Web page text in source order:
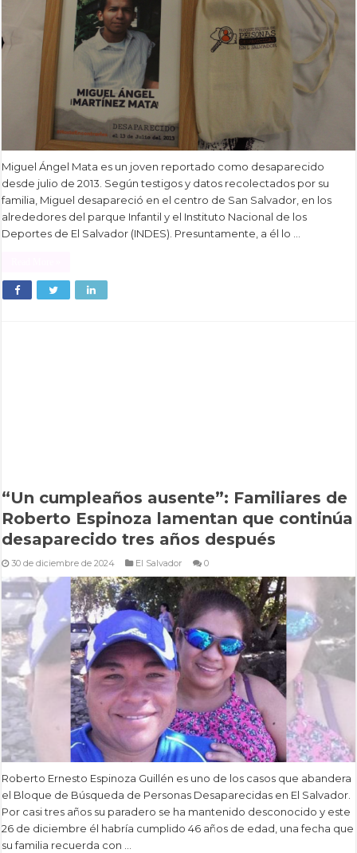
Miguel Ángel Mata es un joven reportado como desaparecido
desde julio de 2013. Según testigos y datos recolectados por su
familia, Miguel desapareció en el centro de San Salvador, en los
alrededores del parque Infantil y el Instituto Nacional de los
Deportes de El Salvador (INDES). Presuntamente, a él lo …
“Un cumpleaños ausente”: Familiares de
Roberto Espinoza lamentan que continúa
desaparecido tres años después
30 de diciembre de 2024 El Salvador 0
Roberto Ernesto Espinoza Guillén es uno de los casos que abandera
el Bloque de Búsqueda de Personas Desaparecidas en El Salvador.
Por casi tres años su paradero se ha mantenido desconocido y este
26 de diciembre él habría cumplido 46 años de edad, una fecha que
su familia recuerda con …